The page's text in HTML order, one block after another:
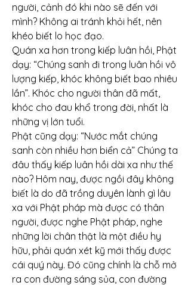
người, cảnh đó khi nào sẽ đến với
mình? Không ai tránh khỏi hết, nên
khéo biết lo học đạo.
Quán xa hơn trong kiếp luân hồi, Phật
dạy: “Chúng sanh đi trong luân hồi vô
lượng kiếp, khóc không biết bao nhiêu
lần”. Khóc cho người thân đã mất,
khóc cho đau khổ trong đời, nhất là
những vị lớn tuổi.
Phật cũng dạy: “Nước mắt chúng
sanh còn nhiều hơn biển cả” Chúng ta
đâu thấy kiếp luân hồi dài xa như thế
nào? Hôm nay, được ngồi đây không
biết là do đã trồng duyên lành gì lâu
xa với Phật pháp mà được có thân
người, được nghe Phật pháp, nghe
những lời chân thật là một điều hy
hữu, phải quán xét kỹ mới thấy được
cái quý này. Đó cũng chính là chỗ mở
ra con đường sáng sủa, con đường